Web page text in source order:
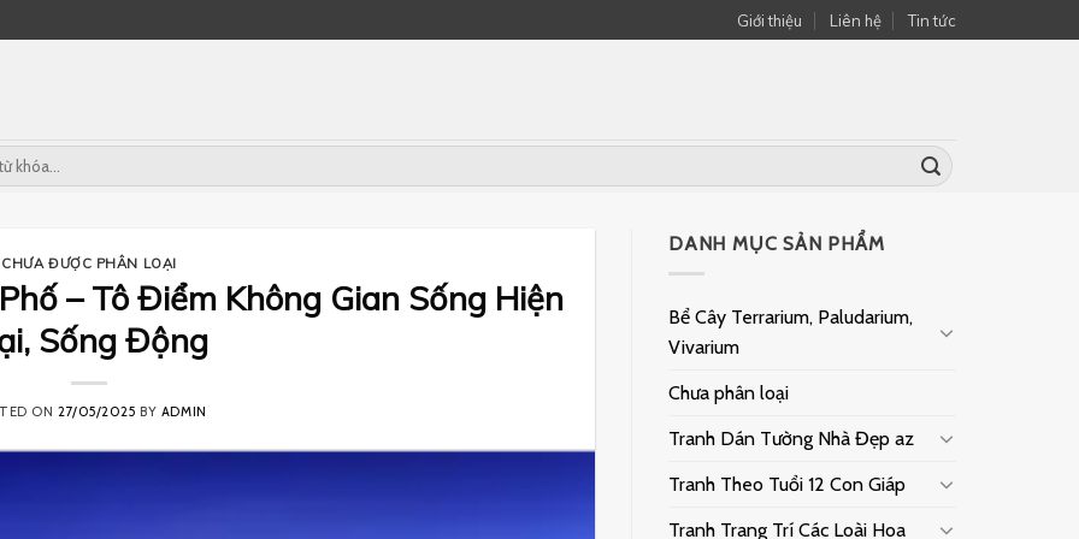
Giới thiệu Liên hệ Tin tức
CHƯA ĐƯỢC PHÂN LOẠI
– Tô Điểm Không Gian Sống Hiện
Sống Động
ON 27/05/2025 BY ADMIN
DANH MỤC SẢN PHẨM
Bể Cây Terrarium, Paludarium,
Vivarium
Chưa phân loại
Tranh Dán Tường Nhà Đẹp az
Tranh Theo Tuổi 12 Con Giáp
Tranh Trang Trí Các Loài Hoa